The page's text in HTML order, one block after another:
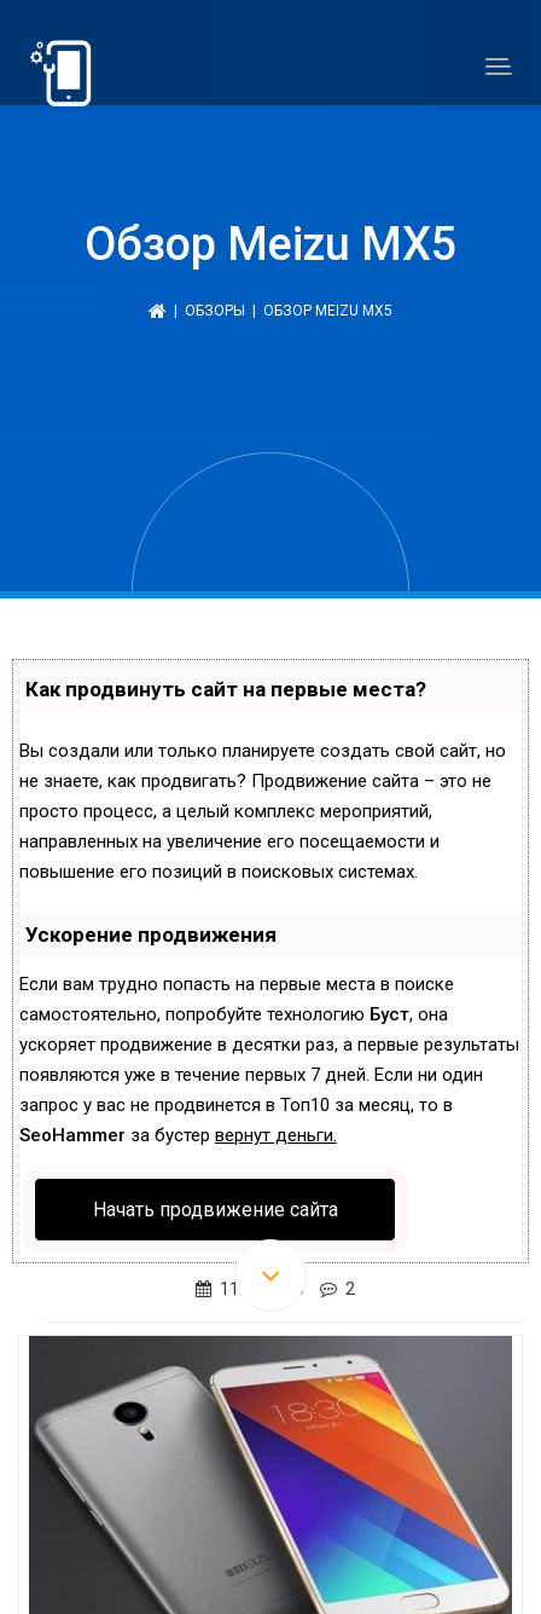
Обзор Meizu MX5
ОБЗОРЫ | ОБЗОР MEIZU MX5
Как продвинуть сайт на первые места?
Вы создали или только планируете создать свой сайт, но
не знаете, как продвигать? Продвижение сайта – это не
просто процесс, а целый комплекс мероприятий,
направленных на увеличение его посещаемости и
повышение его позиций в поисковых системах.
Ускорение продвижения
Если вам трудно попасть на первые места в поиске
самостоятельно, попробуйте технологию Буст, она
ускоряет продвижение в десятки раз, а первые результаты
появляются уже в течение первых 7 дней. Если ни один
запрос у вас не продвинется в Топ10 за месяц, то в
SeoHammer за бустер вернут деньги.
Начать продвижение сайта
11.09.2015 2